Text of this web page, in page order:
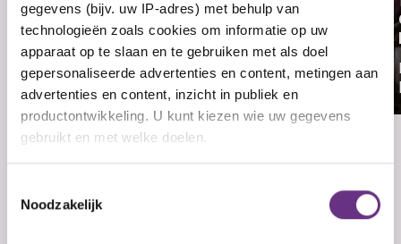
gegevens (bijv. uw IP-adres) met behulp van
technologieën zoals cookies om informatie op uw
apparaat op te slaan en te gebruiken met als doel
gepersonaliseerde advertenties en content, metingen aan
advertenties en content, inzicht in publiek en
productontwikkeling. U kunt kiezen wie uw gegevens
gebruikt en met welke doelen.
Informatie verzamelen over uw geografische
Noodzakelijk
CNV leden stemmen voor
onderhandelaarsakkoord Matrans
CNV informeert je hierbij dat de
ledenraadpleging over het...
Veelgestelde vragen